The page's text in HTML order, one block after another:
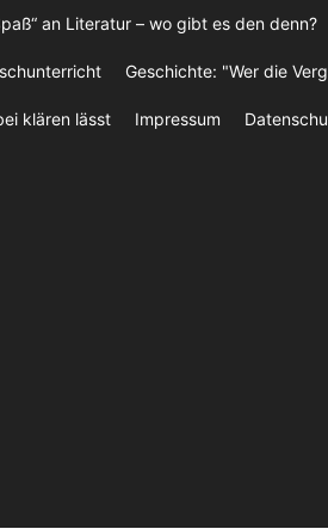
an Literatur – wo gibt es den denn?
Geschichte: "Wer die
klären lässt Impressum